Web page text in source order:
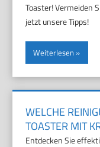
Toaster! Vermeiden
jetzt unsere Tipps!
Weiterlesen
WELCHE
TOASTER MIT
Entdecken Sie